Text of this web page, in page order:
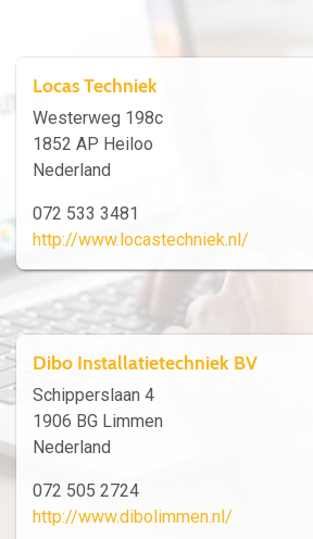
Locas Techniek
Westerweg 198c
1852 AP Heiloo
Nederland
072 533 3481
http://www.locastechniek.nl/
Dibo Installatietechniek BV
Schipperslaan 4
1906 BG Limmen
Nederland
072 505 2724
http://www.dibolimmen.nl/